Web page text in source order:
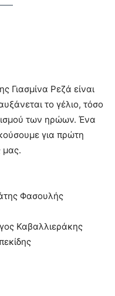
Γιασμίνα Ρεζά είναι
το γέλιο, τόσο
των ηρώων. Ένα
για πρώτη
μας.
Φασουλής
Καβαλλιεράκης